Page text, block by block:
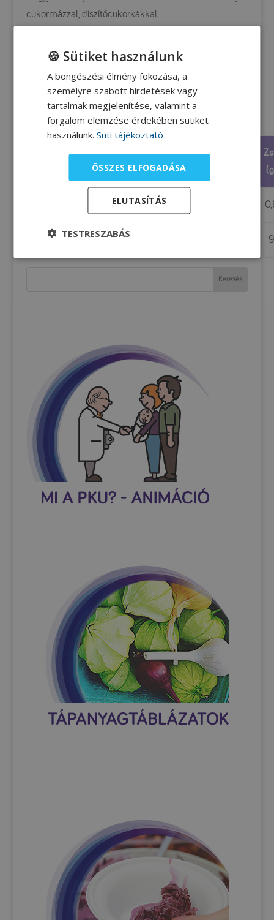
cukormázzal, díszítőcukorkákkal.
Sütés ideje:30 perc
Tápanyagtartalom
Phe
(mg)
Fehérje
(g)
Energia
(kcal)
Szénhidrát
0,8
összesen 260 9
🍪 Sütiket használunk
A böngészési élmény fokozása, a
személyre szabott hirdetések vagy
tartalmak megjelenítése, valamint a
forgalom elemzése érdekében sütiket
használunk. Süti tájékoztató
ÖSSZES ELFOGADÁSA
ELUTASÍTÁS
TESTRESZABÁS